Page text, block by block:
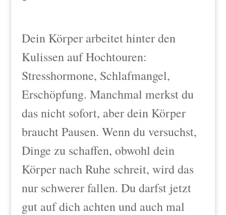
Dein Körper arbeitet hinter den
Kulissen auf Hochtouren:
Stresshormone, Schlafmangel,
Erschöpfung. Manchmal merkst du
das nicht sofort, aber dein Körper
braucht Pausen. Wenn du versuchst,
Dinge zu schaffen, obwohl dein
Körper nach Ruhe schreit, wird das
nur schwerer fallen. Du darfst jetzt
gut auf dich achten und auch mal